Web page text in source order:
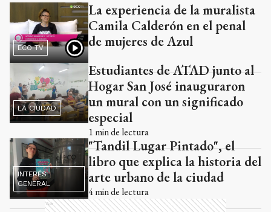
ECO TV
La experiencia de la muralista
Camila Calderón en el penal
de mujeres de Azul
LA CIUDAD
Estudiantes de ATAD junto al
Hogar San José inauguraron
un mural con un significado
especial
1 min de lectura
INTERÉS
GENERAL
"Tandil Lugar Pintado", el
libro que explica la historia del
arte urbano de la ciudad
4min de lectura
Ads